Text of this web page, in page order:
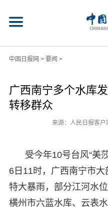
中国日报网 > 要闻 >
广西南宁多个水库
转移群众
来源：人民日报客户
受今年10号台风“美
6日11时，广西南宁市
特大暴雨，部分江河水
横州市六蓝水库、云表